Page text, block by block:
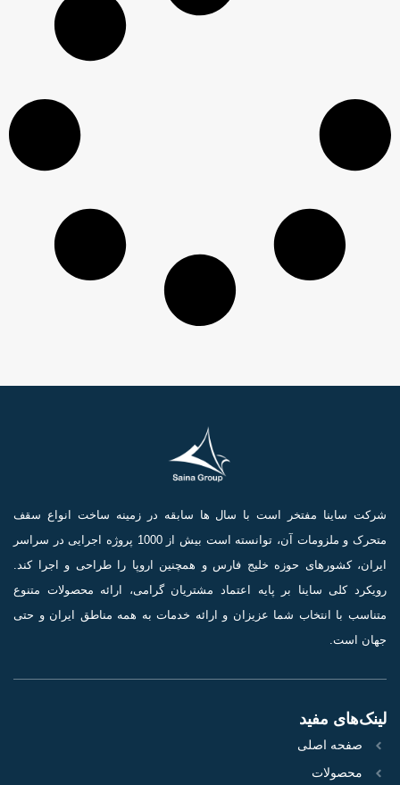
شرکت ساینا مفتخر است با سال ها سابقه در زمینه ساخت انواع سقف
متحرک و ملزومات آن، توانسته است بیش از 1000 پروژه اجرایی در سراسر
ایران، کشورهای حوزه خلیج فارس و همچنین اروپا را طراحی و اجرا کند.
رویکرد کلی ساینا بر پایه اعتماد مشتریان گرامی، ارائه محصولات متنوع
متناسب با انتخاب شما عزیزان و ارائه خدمات به همه مناطق ایران و حتی
جهان است.
لینک‌های مفید
صفحه اصلی
محصولات